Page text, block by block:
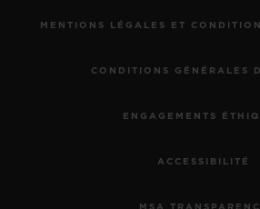
MENTIONS LÉGALES ET
CONDITIONS GÉNÉRALES
ENGAGEMENTS
ACCESSIBILITÉ
MSA